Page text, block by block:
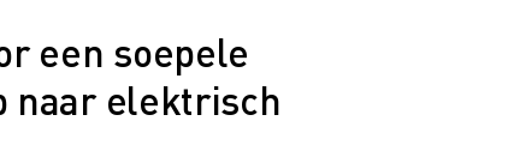
een soepele
naar elektrisch